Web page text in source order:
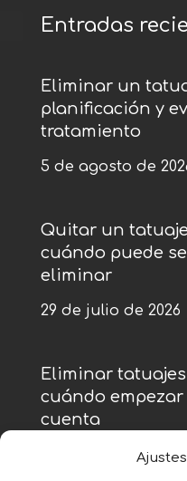
Entradas
Eliminar un
planificación y
tratamiento
5 de agosto de
Quitar un
cuándo puede
eliminar
29 de julio de 2026
Eliminar
cuándo
cuenta
22 de julio de 2026